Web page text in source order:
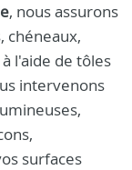
, nous assurons
chéneaux,
l'aide de tôles
intervenons
surfaces